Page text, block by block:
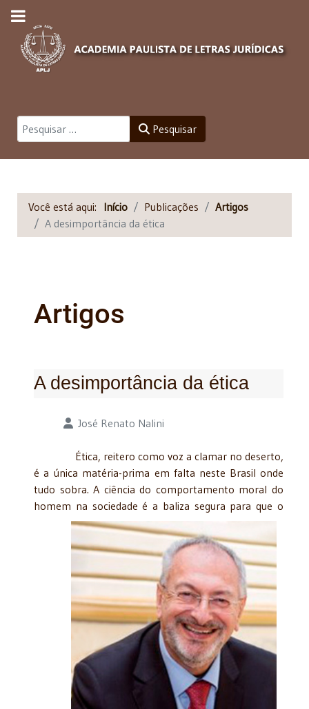
Pesquisar Pesquisar
Você está aqui: Início Publicações
Artigos
A desimportância da ética
Artigos
A desimportância da ética
Detalhes José Renato Nalini
Ética, reitero como voz a clamar no deserto,
é a única matéria-prima em falta neste Brasil onde
tudo sobra. A ciência do comportamento moral do
homem na sociedade é a baliza segura para que o